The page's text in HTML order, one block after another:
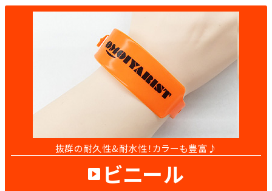
抜群の耐久性&耐水性！カラーも豊富♪
ビニール